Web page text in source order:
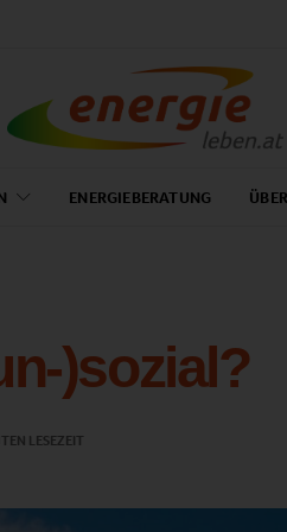
ENERGIEBERATUNG
)sozial?
LESEZEIT